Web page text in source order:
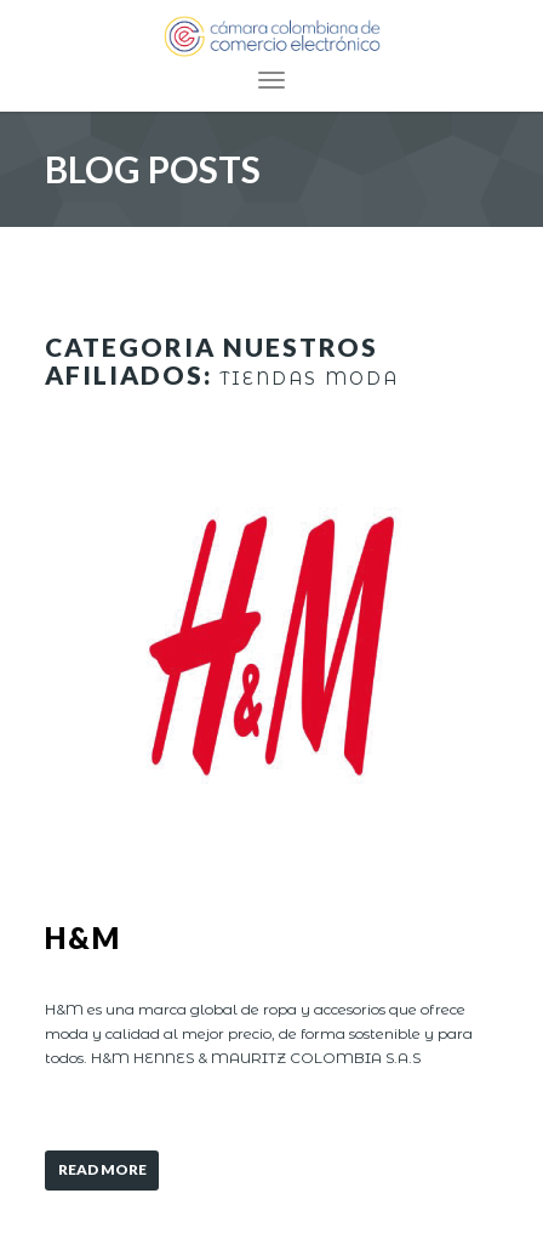
Toggle navigation
BLOG POSTS
CATEGORIA NUESTROS
AFILIADOS:TIENDAS MODA
H&M
H&M es una marca global de ropa y accesorios que ofrece
moda y calidad al mejor precio, de forma sostenible y para
todos. H&M HENNES & MAURITZ COLOMBIA S.A.S
READ MORE